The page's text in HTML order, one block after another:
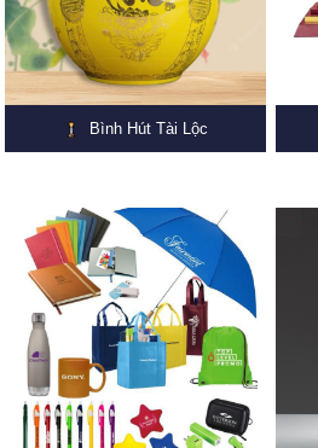
Bình Hút Tài Lộc